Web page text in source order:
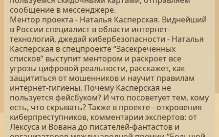
сообщение в мессенджере.
Ментор проекта - Наталья Касперская. Виднейший
в России специалист в области интернет-
технологий, джедай кибербезопасности - Наталья
Касперская в спецпроекте “Засекреченных
списков” выступит ментором и раскроет все
угрозы цифровой реальности, расскажет, как
защититься от мошенников и научит правилам
интернет-гигиены. Почему Касперская не
пользуется фейсбуком? И что посоветует тем, кому
есть, что скрывать? Также в проекте - откровения
киберпреступников, комментарии экспертов: от
Лексуса и Вована до писателей-фантастов и